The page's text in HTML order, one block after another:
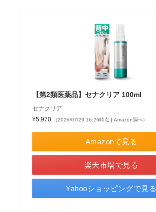
【第2類医薬品】セナクリア 100ml
セナクリア
¥5,970
（2026/07/29 16:26時点 | Amazon調べ）
Amazonで見る
楽天市場で見る
Yahooショッピングで見る